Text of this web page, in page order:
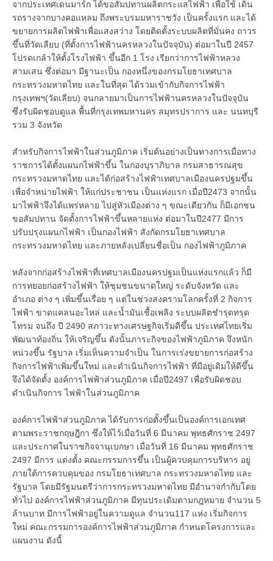
จากประเทศเดนมาร์ก ได้ขอสัมปทานผลิตกระแสไฟฟ้า เพื่อใช้ เดิน
รถรางจากบางคอแหลม ถึงพระบรมมหาราชวัง เป็นครั้งแรก และได้
ขยายการผลิตไฟฟ้าเพื่อแสงสว่าง โดยติดตั้งระบบผลิตที่มั่นคง ถาวร
ขึ้นที่วัดเลียบ (ที่ตั้งการไฟฟ้านครหลวงในปัจจุบัน) ต่อมาในปี 2457
โปรดเกล้าให้ตั้งโรงไฟฟ้า ขึ้นอีก 1 โรง เรียกว่าการไฟฟ้าหลวง
สามเสน ซึ่งต่อมา มีฐานะเป็น กองหนึ่งของกรมโยธาเทศบาล
กระทรวงมหาดไทย และในที่สุด ได้รวมเข้ากับกิจการไฟฟ้า
กรุงเทพฯ(วัดเลียบ) จนกลายมาเป็นการไฟฟ้านครหลวงในปัจจุบัน
ซึ่งรับผิดชอบดูแล พื้นที่กรุงเทพมหานคร สมุทรปราการ และ นนทบุรี
รวม 3 จังหวัด
สำหรับกิจการไฟฟ้าในส่วนภูมิภาค เริ่มต้นอย่างเป็นทางการเมื่อทาง
ราชการได้ตั้งแผนกไฟฟ้าขึ้น ในกองบุราภิบาล กรมสาธารณสุข
กระทรวงมหาดไทย และได้ก่อสร้างไฟฟ้าเทศบาลเมืองนครปฐมขึ้น
เพื่อจำหน่ายไฟฟ้า ให้แก่ประชาชน เป็นแห่งแรก เมื่อปี2473 จากนั้น
มาไฟฟ้าจึงได้แพร่หลาย ไปสู่หัวเมืองต่าง ๆ ขณะเดียวกัน ก็มีเอกชน
ขอสัมปทาน จัดตั้งการไฟฟ้าขึ้นหลายแห่ง ต่อมาในปี2477 มีการ
ปรับปรุงแผนกไฟฟ้า เป็นกองไฟฟ้า สังกัดกรมโยธาเทศบาล
กระทรวงมหาดไทย และภายหลังเปลี่ยนชื่อเป็น กองไฟฟ้าภูมิภาค
หลังจากก่อสร้างไฟฟ้าที่เทศบาลเมืองนครปฐมเป็นแห่งแรกแล้ว ก็มี
การทยอยก่อสร้างไฟฟ้า ให้ชุมชนขนาดใหญ่ ระดับจังหวัด และ
อำเภอ ต่าง ๆ เพิ่มขึ้นเรื่อย ๆ แต่ในช่วงสงครามโลกครั้งที่ 2 กิจการ
ไฟฟ้า ขาดแคลนอะไหล่ และน้ำมันเชื้อเพลิง ระบบผลิตชำรุดทรุด
โทรม จนถึง ปี 2490 สภาวะทางเศรษฐกิจเริ่มดีขึ้น ประเทศไทยเริ่ม
พัฒนาท้องถิ่น ให้เจริญขึ้น ดังนั้นภาระกิจของไฟฟ้าภูมิภาค จึงหนัก
หน่วงขึ้น รัฐบาล เริ่มเห็นความจำเป็น ในการเร่งขยายการก่อสร้าง
กิจการไฟฟ้าเพิ่มขึ้นใหม่ และดำเนินกิจการไฟฟ้า ที่มีอยู่เดิมให้ดีขึ้น
จึงได้จัดตั้ง องค์การไฟฟ้าส่วนภูมิภาค เมื่อปี2497 เพื่อรับผิดชอบ
ดำเนินกิจการ ไฟฟ้าในส่วนภูมิภาค
องค์การไฟฟ้าส่วนภูมิภาค ได้รับการก่อตั้งขึ้นเป็นองค์การเอกเทศ
ตามพระราชกฤษฎีกา ซึ่งให้ไว้เมื่อวันที่ 6 มีนาคม พุทธศักราช 2497
และประกาศในราชกิจจานุเบกษา เมื่อวันที่ 16 มีนาคม พุทธศักราช
2497 มีการ แต่งตั้ง คณะกรรมการขึ้น เป็นผู้ควบคุมการบริหาร อยู่
ภายใต้การควบคุมของ กรมโยธาเทศบาล กระทรวงมหาดไทย และ
รัฐบาล โดยมีรัฐมนตรีว่าการกระทรวงมหาดไทย มีอำนาจกำกับโดย
ทั่วไป องค์การไฟฟ้าส่วนภูมิภาค มีทุนประเดิมตามกฎหมาย จำนวน 5
ล้านบาท มีการไฟฟ้าอยู่ในความดูแล จำนวน117 แห่ง เริ่มกิจการ
ใหม่ คณะกรรมการองค์การไฟฟ้าส่วนภูมิภาค กำหนดโครงการและ
แผนงาน ดังนี้